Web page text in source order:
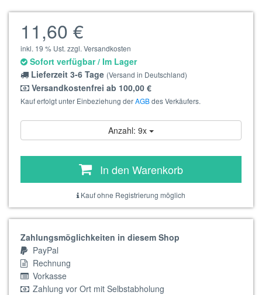
11,60 €
inkl. 19 % Ust. zzgl. Versandkosten
Sofort verfügbar / Im Lager
Lieferzeit 3-6 Tage (Versand in Deutschland)
Versandkostenfrei ab 100,00 €
Kauf erfolgt unter Einbeziehung derAGBdes Verkäufers.
Anzahl: 9x
In den Warenkorb
Kauf ohne Registrierung möglich
Zahlungsmöglichkeiten in diesem Shop
PayPal
Rechnung
Vorkasse
Zahlung vor Ort mit Selbstabholung